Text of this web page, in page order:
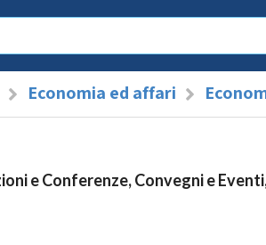
Economia ed affari
e Conferenze, Convegni e